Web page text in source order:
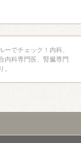
でチェック！内科、
内科専門医、腎臓専門
。